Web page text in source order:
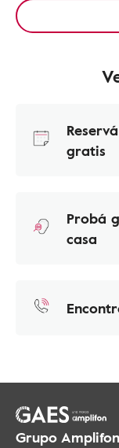
gratis
Probá
casa
Grupo Amplifon